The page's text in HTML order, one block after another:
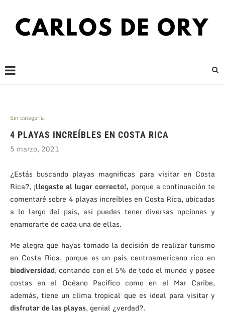
Sin categoría
4 PLAYAS INCREÍBLES EN COSTA RICA
5 marzo, 2021
¿Estás buscando playas magnificas para visitar en Costa
Rica?, ¡llegaste al lugar correcto!, porque a continuación te
comentaré sobre 4 playas increíbles en Costa Rica, ubicadas
a lo largo del país, así puedes tener diversas opciones y
enamorarte de cada una de ellas.
Me alegra que hayas tomado la decisión de realizar turismo
en Costa Rica, porque es un país centroamericano rico en
biodiversidad, contando con el 5% de todo el mundo y posee
costas en el Océano Pacifico como en el Mar Caribe,
además, tiene un clima tropical que es ideal para visitar y
disfrutar de las playas, genial ¿verdad?.